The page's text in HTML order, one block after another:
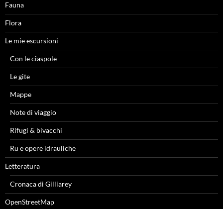
Fauna
Flora
Le mie escursioni
Con le ciaspole
Le gite
Mappe
Note di viaggio
Rifugi & bivacchi
Ru e opere idrauliche
Letteratura
Cronaca di Gilliarey
OpenStreetMap